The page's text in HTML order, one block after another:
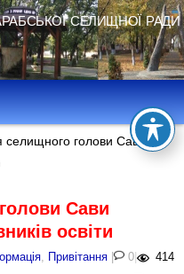
селищної ради
селищного голови Сави
Сави
освіти
, Привітання | 0 | 414